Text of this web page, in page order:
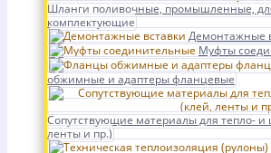
Шланги поливочные, промышленные,
комплектующие
Демонтажные
Муфты
обжимные и адаптеры фланцевые
Сопутствующие материалы для тепло-
ленты и пр.)